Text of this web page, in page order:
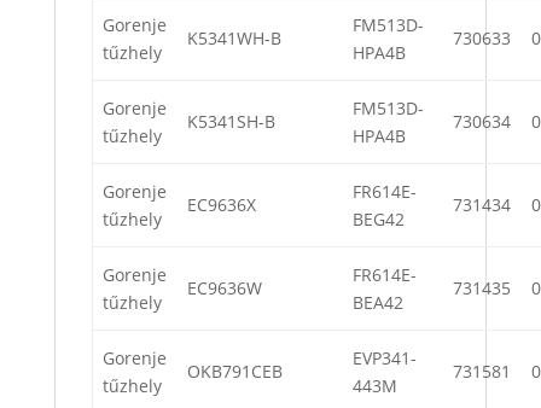
Gorenje
tűzhely
K5341WH-B
FM513D-
HPA4B
730633
Gorenje
tűzhely
K5341SH-B
FM513D-
HPA4B
730634
Gorenje
tűzhely
EC9636X
FR614E-
BEG42
731434
Gorenje
tűzhely
EC9636W
FR614E-
BEA42
731435
Gorenje
tűzhely
OKB791CEB
EVP341-
443M
731581